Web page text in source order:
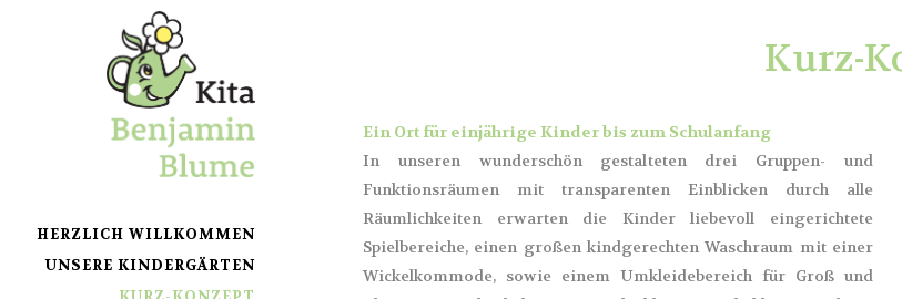
HERZLICH WILLKOMMEN
UNSERE KINDERGÄRTEN
Kurz-
Ein Ort für einjährige Kinder bis zum Schulanfang
In unseren wunderschön gestalteten drei Gruppen- und
Funktionsräumen mit transparenten Einblicken durch alle
Räumlichkeiten erwarten die Kinder liebevoll eingerichtete
Spielbereiche, einen großen kindgerechten Waschraum mit einer
Wickelkommode, sowie einem Umkleidebereich für Groß und